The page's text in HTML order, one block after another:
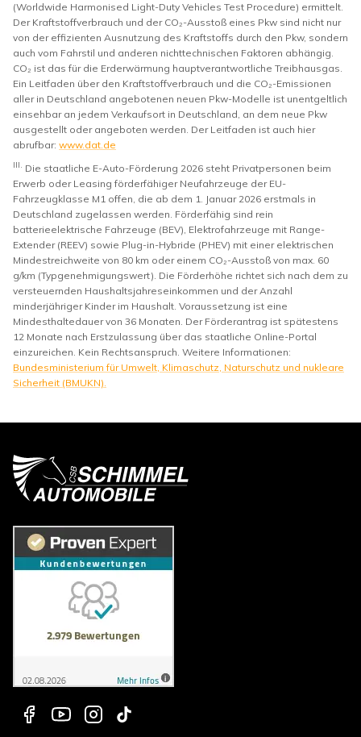
(Worldwide Harmonised Light-Duty Vehicles Test Procedure) ermittelt.
Der Kraftstoffverbrauch und der CO₂-Ausstoß eines Pkw sind nicht nur
von der effizienten Ausnutzung des Kraftstoffs durch den Pkw, sondern
auch vom Fahrstil und anderen nichttechnischen Faktoren abhängig.
CO₂ ist das für die Erderwärmung hauptverantwortliche Treibhausgas.
Ein Leitfaden über den Kraftstoffverbrauch und die CO₂-Emissionen
aller in Deutschland angebotenen neuen Pkw-Modelle ist unentgeltlich
einsehbar an jedem Verkaufsort in Deutschland, an dem neue Pkw
ausgestellt oder angeboten werden. Der Leitfaden ist auch hier
abrufbar: www.dat.de
III. Die staatliche E-Auto-Förderung 2026 steht Privatpersonen beim
Erwerb oder Leasing förderfähiger Neufahrzeuge der EU-
Fahrzeugklasse M1 offen, die ab dem 1. Januar 2026 erstmals in
Deutschland zugelassen werden. Förderfähig sind rein
batterieelektrische Fahrzeuge (BEV), Elektrofahrzeuge mit Range-
Extender (REEV) sowie Plug-in-Hybride (PHEV) mit einer elektrischen
Mindestreichweite von 80 km oder einem CO₂-Ausstoß von max. 60
g/km (Typgenehmigungswert). Die Förderhöhe richtet sich nach dem zu
versteuernden Haushaltsjahreseinkommen und der Anzahl
minderjähriger Kinder im Haushalt. Voraussetzung ist eine
Mindesthaltedauer von 36 Monaten. Der Förderantrag ist spätestens
12 Monate nach Erstzulassung über das staatliche Online-Portal
einzureichen. Kein Rechtsanspruch. Weitere Informationen:
Bundesministerium für Umwelt, Klimaschutz, Naturschutz und nukleare
Sicherheit (BMUKN).